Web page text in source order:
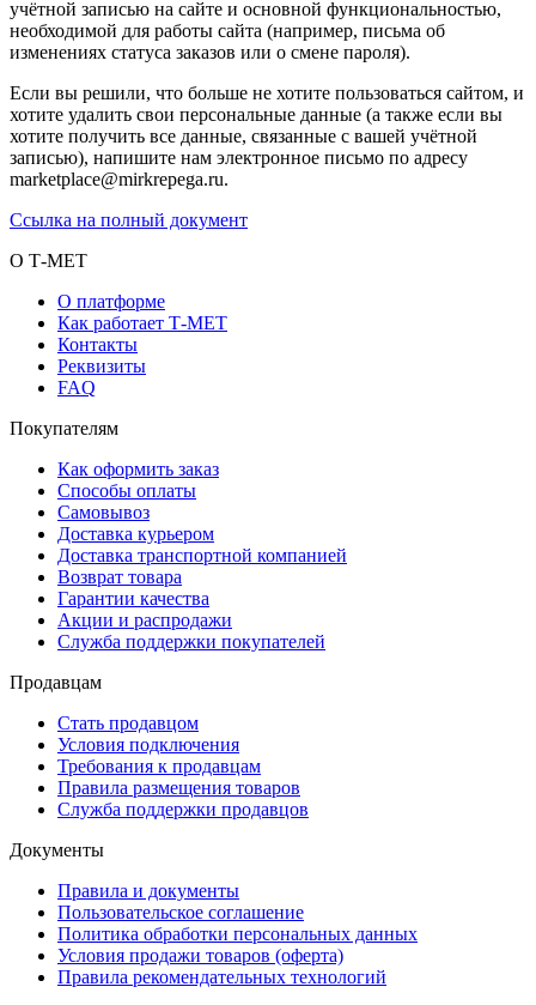
учётной записью на сайте и основной функциональностью,
необходимой для работы сайта (например, письма об
изменениях статуса заказов или о смене пароля).
Если вы решили, что больше не хотите пользоваться сайтом, и
хотите удалить свои персональные данные (а также если вы
хотите получить все данные, связанные с вашей учётной
записью), напишите нам электронное письмо по адресу
marketplace@mirkrepega.ru.
Ссылка на полный документ
О Т-МЕТ
О платформе
Как работает Т-МЕТ
Контакты
Реквизиты
FAQ
Покупателям
Как оформить заказ
Способы оплаты
Самовывоз
Доставка курьером
Доставка транспортной компанией
Возврат товара
Гарантии качества
Акции и распродажи
Служба поддержки покупателей
Продавцам
Стать продавцом
Условия подключения
Требования к продавцам
Правила размещения товаров
Служба поддержки продавцов
Документы
Правила и документы
Пользовательское соглашение
Политика обработки персональных данных
Условия продажи товаров (оферта)
Правила рекомендательных технологий